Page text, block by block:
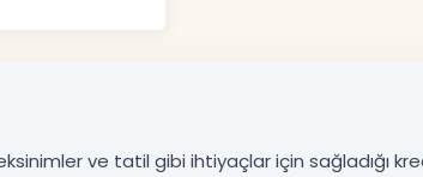
ve tatil gibi ihtiyaçlar için sağladığı